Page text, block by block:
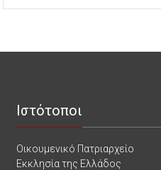
Ιστότοποι
Οικουμενικό Πατριαρχείο
Εκκλησία της Ελλάδος